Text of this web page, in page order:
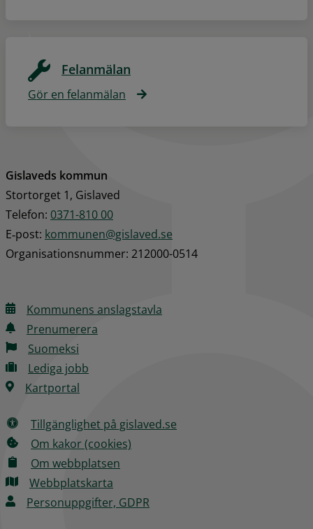
Felanmälan
Gör en felanmälan
Gislaveds kommun
Stortorget 1, Gislaved
Telefon: 0371-810 00
E‑post: kommunen@gislaved.se
Organisationsnummer: 212000-0514
Kommunens anslagstavla
Prenumerera
Suomeksi
Lediga jobb
Kartportal
Tillgänglighet på gislaved.se
Om kakor (cookies)
Om webbplatsen
Webbplatskarta
Personuppgifter, GDPR